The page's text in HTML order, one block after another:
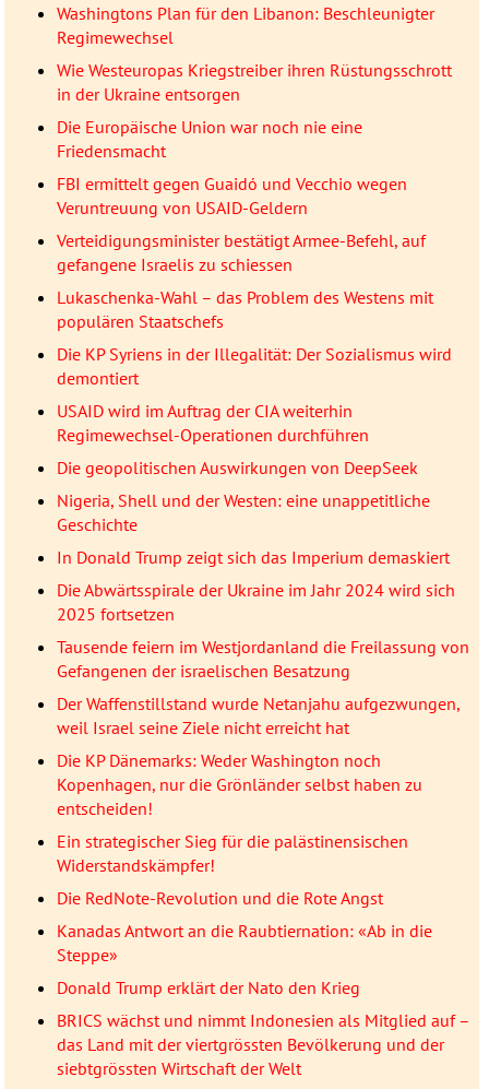
Washingtons Plan für den Libanon: Beschleunigter
Regimewechsel
Wie Westeuropas Kriegstreiber ihren Rüstungsschrott
in der Ukraine entsorgen
Die Europäische Union war noch nie eine
Friedensmacht
FBI ermittelt gegen Guaidó und Vecchio wegen
Veruntreuung von USAID-Geldern
Verteidigungsminister bestätigt Armee-Befehl, auf
gefangene Israelis zu schiessen
Lukaschenka-Wahl – das Problem des Westens mit
populären Staatschefs
Die KP Syriens in der Illegalität: Der Sozialismus wird
demontiert
USAID wird im Auftrag der CIA weiterhin
Regimewechsel-Operationen durchführen
Die geopolitischen Auswirkungen von DeepSeek
Nigeria, Shell und der Westen: eine unappetitliche
Geschichte
In Donald Trump zeigt sich das Imperium demaskiert
Die Abwärtsspirale der Ukraine im Jahr 2024 wird sich
2025 fortsetzen
Tausende feiern im Westjordanland die Freilassung von
Gefangenen der israelischen Besatzung
Der Waffenstillstand wurde Netanjahu aufgezwungen,
weil Israel seine Ziele nicht erreicht hat
Die KP Dänemarks: Weder Washington noch
Kopenhagen, nur die Grönländer selbst haben zu
entscheiden!
Ein strategischer Sieg für die palästinensischen
Widerstandskämpfer!
Die RedNote-Revolution und die Rote Angst
Kanadas Antwort an die Raubtiernation: «Ab in die
Steppe»
Donald Trump erklärt der Nato den Krieg
BRICS wächst und nimmt Indonesien als Mitglied auf –
das Land mit der viertgrössten Bevölkerung und der
siebtgrössten Wirtschaft der Welt